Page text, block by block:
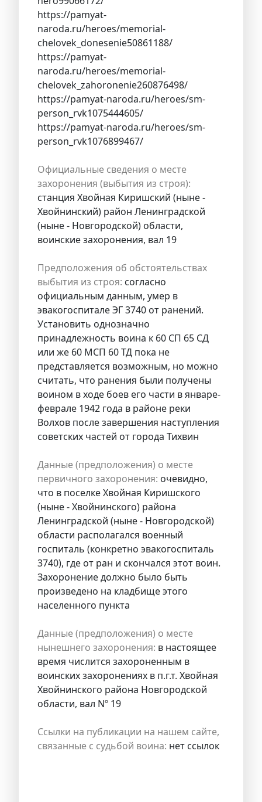
https://pamyat-
naroda.ru/heroes/memorial-
chelovek_donesenie50861188/
https://pamyat-
naroda.ru/heroes/memorial-
chelovek_zahoronenie260876498/
https://pamyat-naroda.ru/heroes/sm-
person_rvk1075444605/
https://pamyat-naroda.ru/heroes/sm-
person_rvk1076899467/
Официальные сведения о месте
захоронения (выбытия из строя):
станция Хвойная Киришский (ныне -
Хвойнинский) район Ленинградской
(ныне - Новгородской) области,
воинские захоронения, вал 19
Предположения об обстоятельствах
выбытия из строя: согласно
официальным данным, умер в
эвакогоспитале ЭГ 3740 от ранений.
Установить однозначно
принадлежность воина к 60 СП 65 СД
или же 60 МСП 60 ТД пока не
представляется возможным, но можно
считать, что ранения были получены
воином в ходе боев его части в январе-
феврале 1942 года в районе реки
Волхов после завершения наступления
советских частей от города Тихвин
Данные (предположения) о месте
первичного захоронения: очевидно,
что в поселке Хвойная Киришского
(ныне - Хвойнинского) района
Ленинградской (ныне - Новгородской)
области располагался военный
госпиталь (конкретно эвакогоспиталь
3740), где от ран и скончался этот воин.
Захоронение должно было быть
произведено на кладбище этого
населенного пункта
Данные (предположения) о месте
нынешнего захоронения: в настоящее
время числится захороненным в
воинских захоронениях в п.г.т. Хвойная
Хвойнинского района Новгородской
области, вал Nº 19
Ссылки на публикации на нашем сайте,
связанные с судьбой воина: нет ссылок